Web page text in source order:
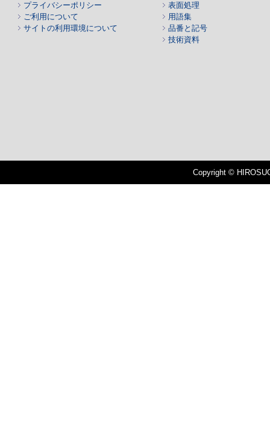
プライバシーポリシー
ご利用について
サイトの利用環境について
表面処理
用語集
品番と記号
技術資料
Copyright ©